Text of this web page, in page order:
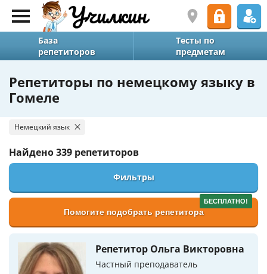
База
репетиторов
Тесты по
предметам
Репетиторы по немецкому языку в
Гомеле
Немецкий язык
Найдено339 репетиторов
Фильтры
БЕСПЛАТНО!
Помогите подобрать репетитора
Репетитор Ольга Викторовна
Частный преподаватель